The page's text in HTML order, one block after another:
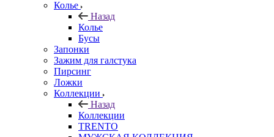
Колье
Назад
Колье
Бусы
Запонки
Зажим для галстука
Пирсинг
Ложки
Коллекции
Назад
Коллекции
TRENTO